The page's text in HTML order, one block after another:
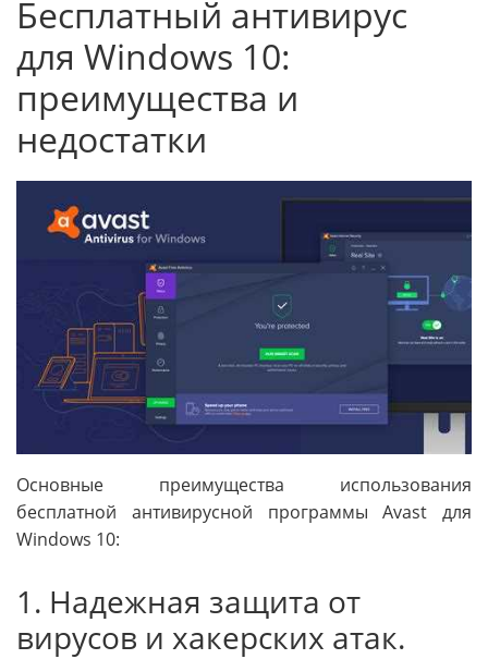
Бесплатный антивирус
для Windows 10:
преимущества и
недостатки
Основные преимущества использования
бесплатной антивирусной программы Avast для
Windows 10:
1. Надежная защита от
вирусов и хакерских атак.